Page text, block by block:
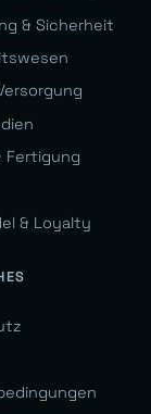
& Sicherheit
Fertigung
& Loyalty